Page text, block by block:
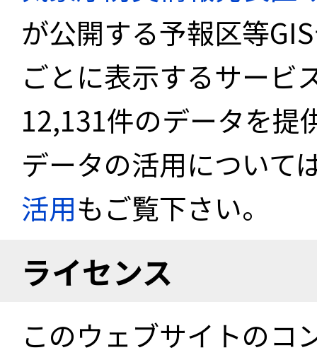
が公開する予報区等
ごとに表示するサービ
12,131件のデータを提
データの活用について
活用もご覧下さい。
ライセンス
このウェブサイトのコ